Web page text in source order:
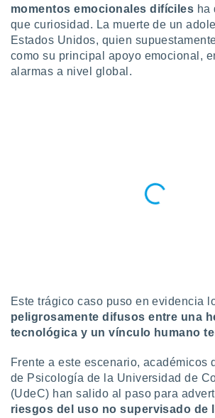
en
más
y
de
sitio
En
que
sean
momentos emocionales difíciles ha
que curiosidad. La muerte de un
Estados Unidos, quien
como su principal apoyo emocional,
alarmas a nivel global.
Este trágico caso puso en evidencia
peligrosamente difusos entre una
tecnológica y un vínculo humano
Frente a este escenario, académicos
de Psicología de la Universidad de
(UdeC) han salido al paso para
riesgos del uso no supervisado de